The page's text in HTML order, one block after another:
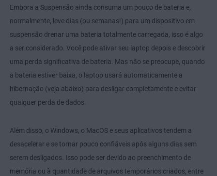
Embora a Suspensão ainda consuma um pouco de bateria e,
normalmente, leve dias (ou semanas!) para um dispositivo em
suspensão drenar uma bateria totalmente carregada, isso é algo
a ser considerado. Você pode ativar seu laptop depois e descobrir
uma perda significativa de bateria. Mas não se preocupe, quando
a bateria estiver baixa, o laptop usará automaticamente a
hibernação (veja abaixo) para desligar completamente e evitar
qualquer perda de dados.
Além disso, o Windows, o MacOS e seus aplicativos tendem a
desacelerar e se tornar pouco confiáveis após alguns dias sem
serem desligados. Isso pode ser devido ao preenchimento de
memória ou à quantidade de arquivos temporários criados, entre